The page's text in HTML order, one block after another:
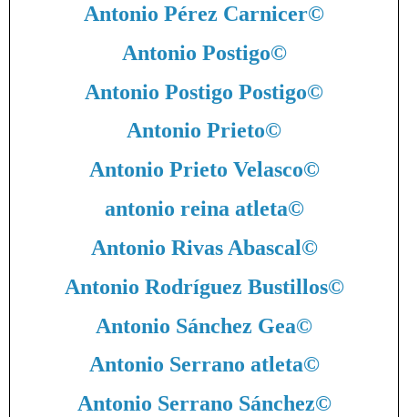
Antonio Pérez Carnicer©
Antonio Postigo©
Antonio Postigo Postigo©
Antonio Prieto©
Antonio Prieto Velasco©
antonio reina atleta©
Antonio Rivas Abascal©
Antonio Rodríguez Bustillos©
Antonio Sánchez Gea©
Antonio Serrano atleta©
Antonio Serrano Sánchez©